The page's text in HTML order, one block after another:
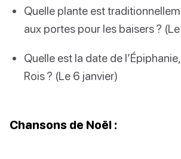
Quelle plante est
aux portes pour les baisers ?
Quelle est la date de
Rois ? (Le 6 janvier)
Chansons de Noël :